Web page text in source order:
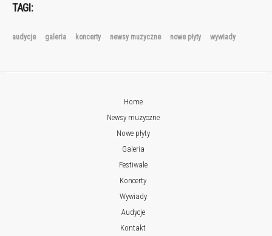
TAGI:
audycje galeria koncerty newsy muzyczne nowe płyty wywiady
Home
Newsy muzyczne
Nowe płyty
Galeria
Festiwale
Koncerty
Wywiady
Audycje
Kontakt